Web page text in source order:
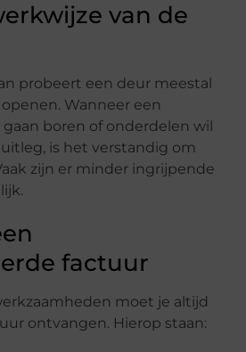
van de
probeert een deur meestal
Wanneer een
boren of onderdelen wil
is het verstandig om
zijn er minder ingrijpende
factuur
moet je altijd
ontvangen. Hierop staan: